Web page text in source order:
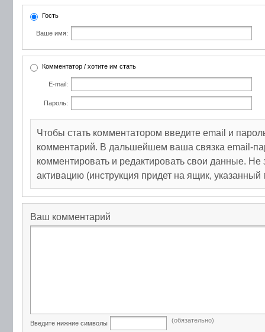
Гость
Ваше имя:
Комментатор / хотите им стать
E-mail:
Пароль:
Чтобы стать комментатором введите email и
комментарий. В дальшейшем ваша связка email-
комментировать и редактировать свои данные. Не
активацию (инструкция придет на ящик, указанный
Ваш комментарий
Введите нижние символы (обязательно)